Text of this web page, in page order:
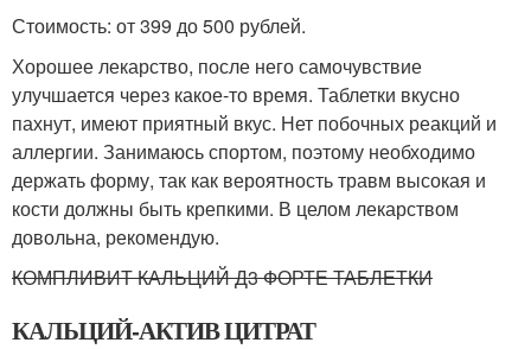
Стоимость: от 399 до 500 рублей.
Хорошее лекарство, после него самочувствие
улучшается через какое-то время. Таблетки вкусно
пахнут, имеют приятный вкус. Нет побочных реакций и
аллергии. Занимаюсь спортом, поэтому необходимо
держать форму, так как вероятность травм высокая и
кости должны быть крепкими. В целом лекарством
довольна, рекомендую.
КОМПЛИВИТ КАЛЬЦИЙ Д3 ФОРТЕ ТАБЛЕТКИ
КАЛЬЦИЙ-АКТИВ ЦИТРАТ